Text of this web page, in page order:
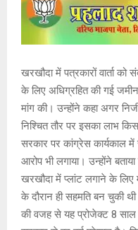
खरखौदा में पत्रकारों वार्ता को
के लिए अधिग्रहित की गई
मांग की। उन्होंने कहा अगर
निश्चित तौर पर इसका लाभ
सरकार पर कांग्रेस कार्यकाल
आरोप भी लगाया। उन्होंने
खरखौदा में प्लांट लगाने के
के दौरान ही सहमति बन चुकी
की वजह से यह प्रोजेक्ट 8